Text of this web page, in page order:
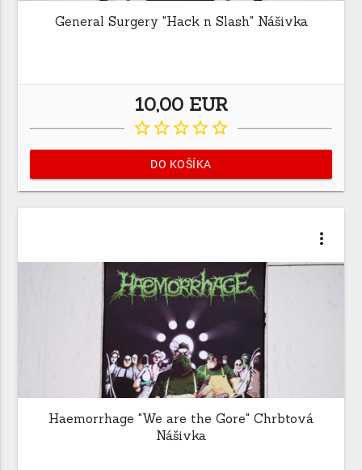
General Surgery "Hack n Slash" Nášivka
10,00 EUR
star_borderstar_borderstar_borderstar_borderstar_border
DO KOŠÍKA
more_vert
Haemorrhage "We are the Gore" Chrbtová
Nášivka